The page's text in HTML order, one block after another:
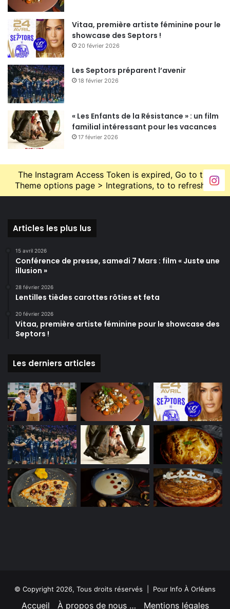
Vitaa, première artiste féminine pour le
showcase des Septors !
20 février 2026
Les Septors préparent l’avenir
18 février 2026
« Les Enfants de la Résistance » : un film
familial intéressant pour les vacances
17 février 2026
The Instagram Access Token is expired, Go to the
Theme options page > Integrations, to to refresh it.
Articles les plus lus
15 avril 2026
Conférence de presse, samedi 7 Mars : film « Juste une
illusion »
28 février 2026
Lentilles tièdes carottes rôties et feta
20 février 2026
Vitaa, première artiste féminine pour le showcase des
Septors !
Les derniers articles
© Copyright 2026, Tous droits réservés | Pour Info À Orléans
Accueil À propos de nous … Mentions légales